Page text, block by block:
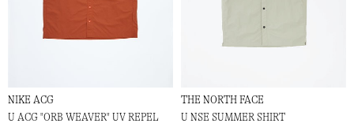
NIKE ACG
U ACG "ORB WEAVER" UV REPEL
THE NORTH FACE
U NSE SUMMER SHIRT